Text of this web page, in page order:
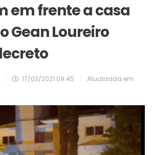
em frente a casa
Gean Loureiro
17/03/2021 09:45
Atualizada em